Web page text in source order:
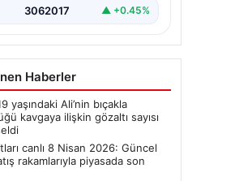
3062017 ▲ +0.45%
Haberler
yaşındaki Ali’nin bıçakla
kavgaya ilişkin gözaltı sayısı
canlı 8 Nisan 2026: Güncel
rakamlarıyla piyasada son